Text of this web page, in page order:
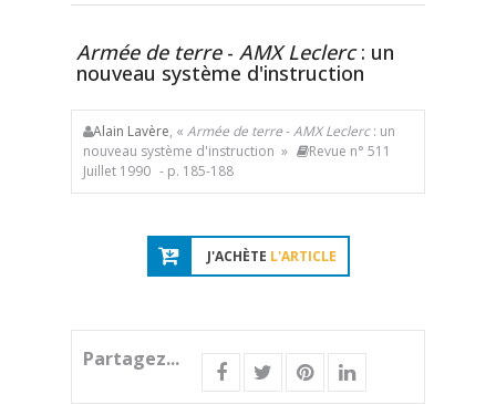
Armée de terre- AMX Leclerc: un
nouveau système d'instruction
Alain Lavère, « Armée de terre-AMX Leclerc: un
nouveau système d'instruction »
Revue n° 511
Juillet 1990 - p. 185-188
J'ACHÈTE L'ARTICLE
Partagez...